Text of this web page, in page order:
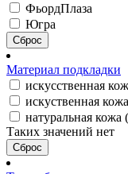
ФьордПлаза
Югра
Сброс
Материал подкладки
искусственная
искуственная
натуральная кожа
Таких значений нет
Сброс